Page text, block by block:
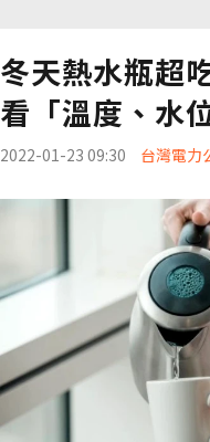
冬天熱水瓶超
看「溫度、水
2022-01-23 09:30 台灣電力